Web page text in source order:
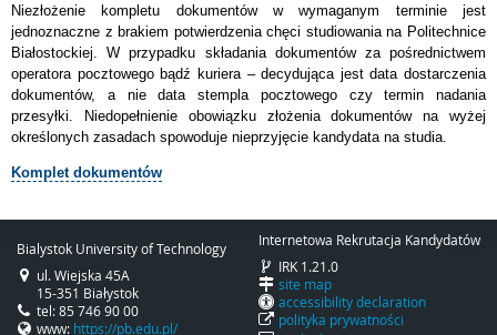
Niezłożenie kompletu dokumentów w wymaganym terminie jest
jednoznaczne z brakiem potwierdzenia chęci studiowania na Politechnice
Białostockiej. W przypadku składania dokumentów za pośrednictwem
operatora pocztowego bądź kuriera – decydująca jest data dostarczenia
dokumentów, a nie data stempla pocztowego czy termin nadania
przesyłki. Niedopełnienie obowiązku złożenia dokumentów na wyżej
określonych zasadach spowoduje nieprzyjęcie kandydata na studia.
Komplet dokumentów
Bialystok University of Technology
ul. Wiejska 45A
15-351 Białystok
tel: 85 746 90 00
www: https://pb.edu.pl/
Internetowa Rekrutacja Kandydatów
IRK 1.21.0
site map
accessibility declaration
polityka prywatności